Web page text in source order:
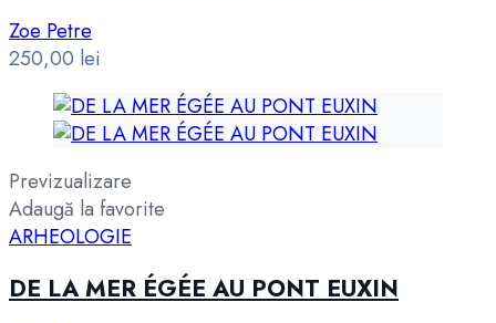
Zoe Petre
250,00 lei
Previzualizare
Adaugă la favorite
ARHEOLOGIE
DE LA MER ÉGÉE AU PONT EUXIN